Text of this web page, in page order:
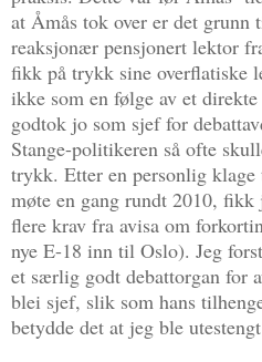
at Åmås tok over er det grunn
reaksjonær pensjonert lektor
fikk på trykk sine overflatiske
ikke som en følge av et
godtok jo som sjef for
Stange-politikeren så ofte
trykk. Etter en personlig
møte en gang rundt 2010,
flere krav fra avisa om
nye E-18 inn til Oslo). Jeg
et særlig godt debattorgan for
blei sjef, slik som hans
betydde det at jeg ble